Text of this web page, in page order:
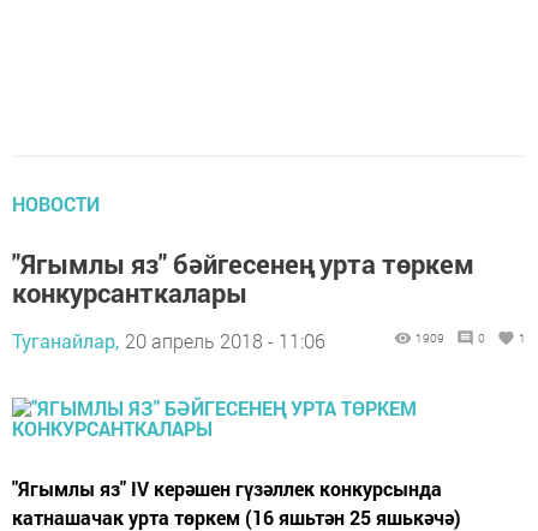
НОВОСТИ
"Ягымлы яз" бәйгесенең урта төркем
конкурсанткалары
Туганайлар, 20 апрель 2018 - 11:06 1909 0 1
"Ягымлы яз" IV керәшен гүзәллек конкурсында
катнашачак урта төркем (16 яшьтән 25 яшькәчә)